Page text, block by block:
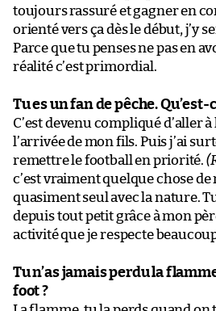
toujours rassuré et gagner en
orienté vers ça dès le début, j’y
Parce que tu penses ne pas en
réalité c’est primordial.
Tu es un fan de pêche. Qu’est-
C’est devenu compliqué d’aller
l’arrivée de mon fils. Puis j’ai
remettre le football en priorité.
c’est vraiment quelque chose
quasiment seul avec la nature.
depuis tout petit grâce à mon
activité que je respecte
Tu n’as jamais perdu la
foot ?